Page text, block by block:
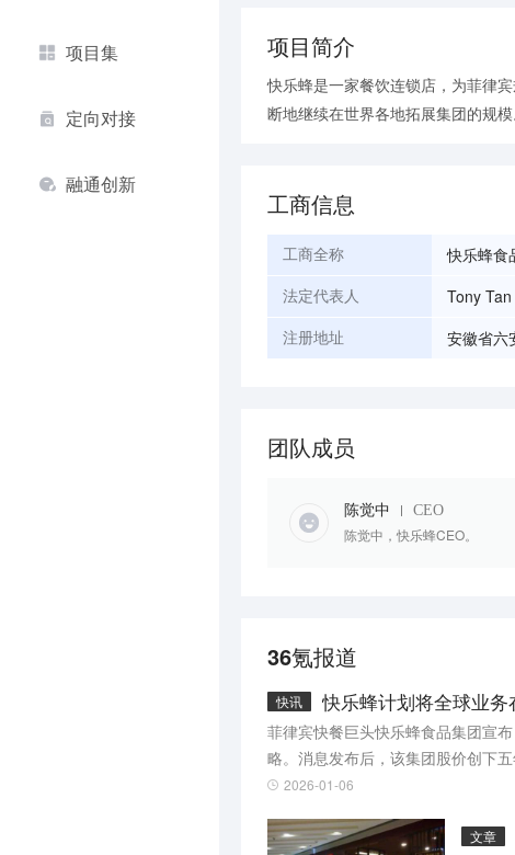
项目集
定向对接
融通创新
项目简介
快乐蜂是一家餐饮连锁店，为菲律
断地继续在世界各地拓展集团的规模
工商信息
工商全称 快乐蜂食
法定代表人 Tony
注册地址 安徽省六
团队成员
陈觉中 CEO
陈觉中，快乐蜂CEO。
36氪报道
快讯 快乐蜂计划将全球业务
菲律宾快餐巨头快乐蜂食品集团宣
略。消息发布后，该集团股价创下
2026-01-06
文章